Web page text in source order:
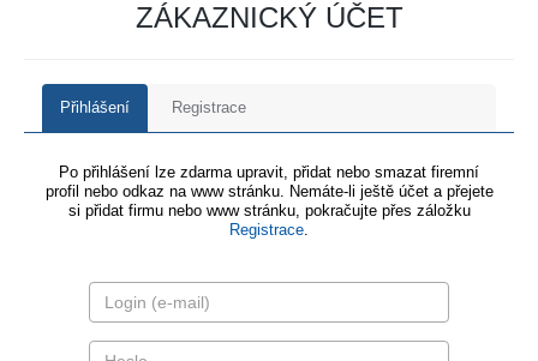
ZÁKAZNICKÝ ÚČET
Přihlášení Registrace
Po přihlášení lze zdarma upravit, přidat nebo smazat firemní
profil nebo odkaz na www stránku. Nemáte-li ještě účet a přejete
si přidat firmu nebo www stránku, pokračujte přes záložku
Registrace.